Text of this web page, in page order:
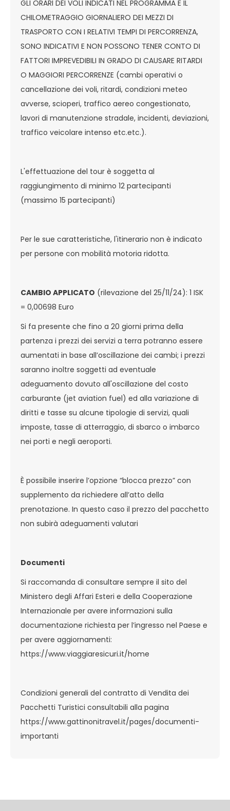
GLI ORARI DEI VOLI INDICATI NEL PROGRAMMA E IL
CHILOMETRAGGIO GIORNALIERO DEI MEZZI DI
TRASPORTO CON I RELATIVI TEMPI DI PERCORRENZA,
SONO INDICATIVI E NON POSSONO TENER CONTO DI
FATTORI IMPREVEDIBILI IN GRADO DI CAUSARE RITARDI
O MAGGIORI PERCORRENZE (cambi operativi o
cancellazione dei voli, ritardi, condizioni meteo
avverse, scioperi, traffico aereo congestionato,
lavori di manutenzione stradale, incidenti, deviazioni,
traffico veicolare intenso etc.etc.).
L'effettuazione del tour è soggetta al
raggiungimento di minimo 12 partecipanti
(massimo 15 partecipanti)
Per le sue caratteristiche, l'itinerario non è indicato
per persone con mobilità motoria ridotta.
CAMBIO APPLICATO (rilevazione del 25/11/24): 1 ISK
= 0,00698 Euro
Si fa presente che fino a 20 giorni prima della
partenza i prezzi dei servizi a terra potranno essere
aumentati in base all’oscillazione dei cambi; i prezzi
saranno inoltre soggetti ad eventuale
adeguamento dovuto all'oscillazione del costo
carburante (jet aviation fuel) ed alla variazione di
diritti e tasse su alcune tipologie di servizi, quali
imposte, tasse di atterraggio, di sbarco o imbarco
nei porti e negli aeroporti.
È possibile inserire l’opzione “blocca prezzo” con
supplemento da richiedere all’atto della
prenotazione. In questo caso il prezzo del pacchetto
non subirà adeguamenti valutari
Documenti
Si raccomanda di consultare sempre il sito del
Ministero degli Affari Esteri e della Cooperazione
Internazionale per avere informazioni sulla
documentazione richiesta per l’ingresso nel Paese e
per avere aggiornamenti:
https://www.viaggiaresicuri.it/home
Condizioni generali del contratto di Vendita dei
Pacchetti Turistici consultabili alla pagina
https://www.gattinonitravel.it/pages/documenti-
importanti